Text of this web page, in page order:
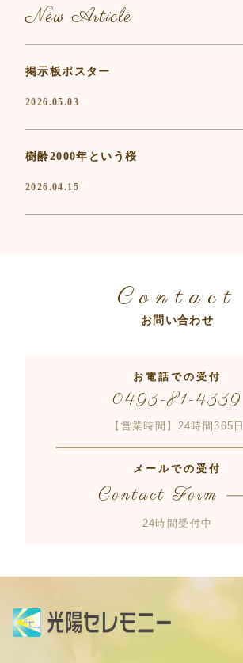
New Article
掲示板ポスター
2026.05.03
樹齢2000年という桜
2026.04.15
Contact
お問い合わせ
お電話での受付
0493-81-4339
【営業時間】24時間365日
メールでの受付
Contact Form
24時間受付中